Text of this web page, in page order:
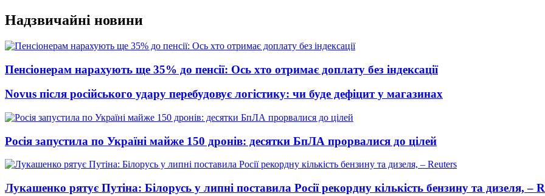
Перейти
до
вмісту
Надзвичайні новини
Пенсіонерам нарахують ще 35% до пенсії: Ось хто отримає доплату без індексації
Novus після російського удару перебудовує логістику: чи буде дефіцит у магазинах
Росія запустила по Україні майже 150 дронів: десятки БпЛА прорвалися до цілей
Лукашенко рятує Путіна: Білорусь у липні поставила Росії рекордну кількість бензину та дизеля, –